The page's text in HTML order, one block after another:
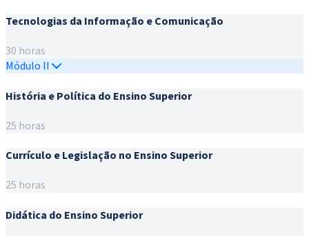
Tecnologias da Informação e Comunicação
30 horas
Módulo II
História e Política do Ensino Superior
25 horas
Currículo e Legislação no Ensino Superior
25 horas
Didática do Ensino Superior